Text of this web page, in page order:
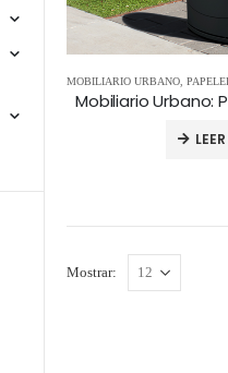
MOBILIARIO URBANO
Mostrar: